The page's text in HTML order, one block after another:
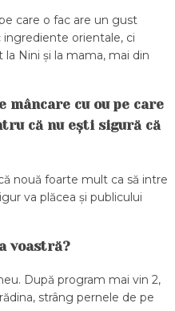
care o fac are un gust
ingrediente orientale, ci
Nini și la mama, mai din
cu ou pe care
că nu ești sigură că
nouă foarte mult ca să intre
va plăcea și publicului
voastră?
După program mai vin 2,
strâng pernele de pe